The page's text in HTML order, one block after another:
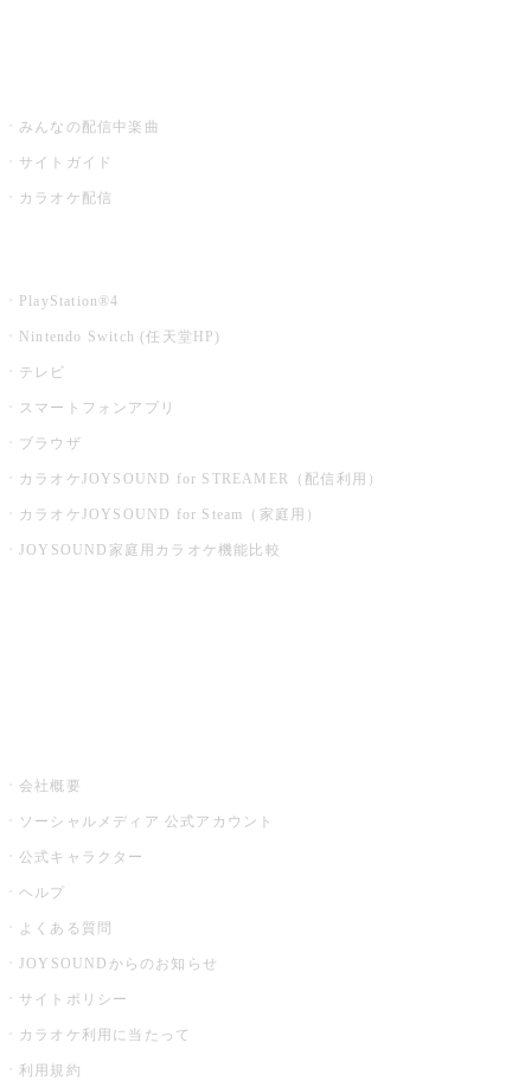
みんなの配信中楽曲
サイトガイド
カラオケ配信
PlayStation®4
Nintendo Switch (任天堂HP)
テレビ
スマートフォンアプリ
ブラウザ
カラオケJOYSOUND for STREAMER（配信利用）
カラオケJOYSOUND for Steam（家庭用）
JOYSOUND家庭用カラオケ機能比較
会社概要
ソーシャルメディア 公式アカウント
公式キャラクター
ヘルプ
よくある質問
JOYSOUNDからのお知らせ
サイトポリシー
カラオケ利用に当たって
利用規約